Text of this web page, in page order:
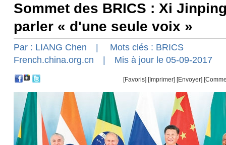
Sommet des BRICS : Xi
parler « d'une seule voix »
Par : LIANG Chen | Mots clés : BRICS
French.china.org.cn | Mis à jour le 05-09-2017
[Favoris] [Imprimer] [Envoyer]